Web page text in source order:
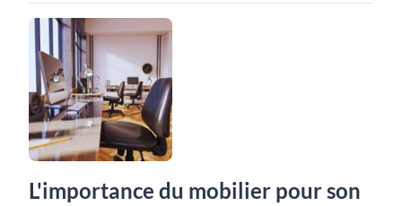
L'importance du mobilier pour son